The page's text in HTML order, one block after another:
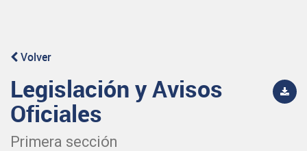
Volver
Legislación y Avisos
Oficiales
Primera sección